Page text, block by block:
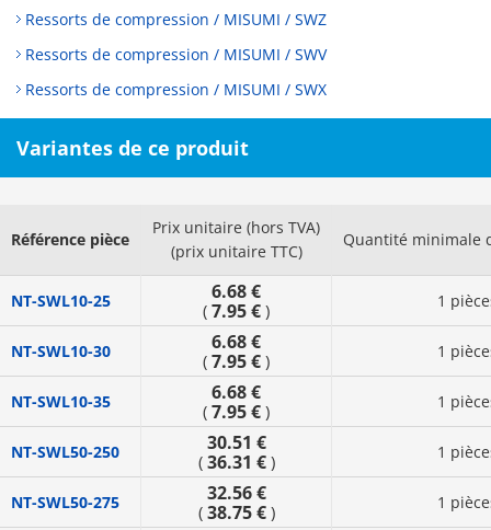
Ressorts de compression / MISUMI / SWZ
Ressorts de compression / MISUMI / SWV
Ressorts de compression / MISUMI / SWX
Variantes de ce produit
Référence pièce
Prix unitaire (hors TVA)
(prix unitaire TTC)
Quantité minimale
NT-SWL10-25 6.68 €
( 7.95 € ) 1
NT-SWL10-30 6.68 €
( 7.95 € ) 1
NT-SWL10-35 6.68 €
( 7.95 € ) 1
NT-SWL50-250 30.51 €
( 36.31 €) 1
NT-SWL50-275 32.56 €
( 38.75 €) 1